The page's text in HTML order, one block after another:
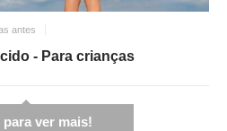
antes
- Para crianças
ver mais!